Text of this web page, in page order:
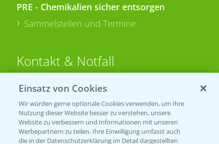
PRE - Chemikalien sicher entsorgen
Sammelstellen und Termine
Kontakt & Notfall
Beratung auf WhatsApp
T.+49 (0)174 346 564 1
KONTAKT
Einsatz von Cookies
Wir würden gerne optionale Cookies verwenden, um Ihre
Nutzung dieser Website besser zu verstehen, unsere
Website zu verbessern und Informationen mit unseren
Werbepartnern zu teilen. Ihre Einwilligung umfasst auch
die in der Datenschutzerklärung im Detail dargestellten